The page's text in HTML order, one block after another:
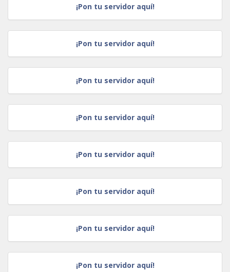
¡Pon tu servidor aquí!
¡Pon tu servidor aquí!
¡Pon tu servidor aquí!
¡Pon tu servidor aquí!
¡Pon tu servidor aquí!
¡Pon tu servidor aquí!
¡Pon tu servidor aquí!
¡Pon tu servidor aquí!